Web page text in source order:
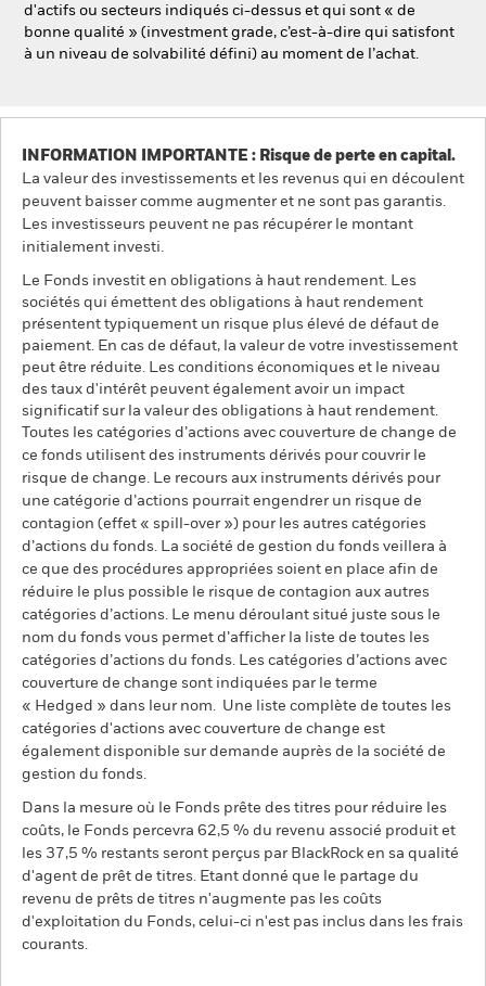
d'actifs ou secteurs indiqués ci-dessus et qui sont « de
bonne qualité » (investment grade, c’est-à-dire qui satisfont
à un niveau de solvabilité défini) au moment de l’achat.
INFORMATION IMPORTANTE : Risque de perte en capital.
La valeur des investissements et les revenus qui en découlent
peuvent baisser comme augmenter et ne sont pas garantis.
Les investisseurs peuvent ne pas récupérer le montant
initialement investi.
Le Fonds investit en obligations à haut rendement. Les
sociétés qui émettent des obligations à haut rendement
présentent typiquement un risque plus élevé de défaut de
paiement. En cas de défaut, la valeur de votre investissement
peut être réduite. Les conditions économiques et le niveau
des taux d'intérêt peuvent également avoir un impact
significatif sur la valeur des obligations à haut rendement.
Toutes les catégories d’actions avec couverture de change de
ce fonds utilisent des instruments dérivés pour couvrir le
risque de change. Le recours aux instruments dérivés pour
une catégorie d’actions pourrait engendrer un risque de
contagion (effet « spill-over ») pour les autres catégories
d’actions du fonds. La société de gestion du fonds veillera à
ce que des procédures appropriées soient en place afin de
réduire le plus possible le risque de contagion aux autres
catégories d’actions. Le menu déroulant situé juste sous le
nom du fonds vous permet d’afficher la liste de toutes les
catégories d’actions du fonds. Les catégories d’actions avec
couverture de change sont indiquées par le terme
« Hedged » dans leur nom. Une liste complète de toutes les
catégories d'actions avec couverture de change est
également disponible sur demande auprès de la société de
gestion du fonds.
Dans la mesure où le Fonds prête des titres pour réduire les
coûts, le Fonds percevra 62,5 % du revenu associé produit et
les 37,5 % restants seront perçus par BlackRock en sa qualité
d'agent de prêt de titres. Etant donné que le partage du
revenu de prêts de titres n'augmente pas les coûts
d'exploitation du Fonds, celui-ci n'est pas inclus dans les frais
courants.